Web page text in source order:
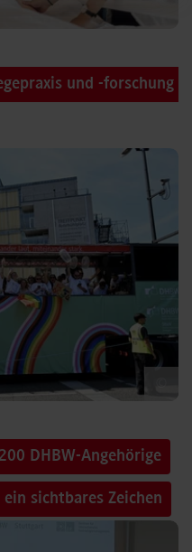
und -forschung
DHBW-Angehörige
sichtbares Zeichen